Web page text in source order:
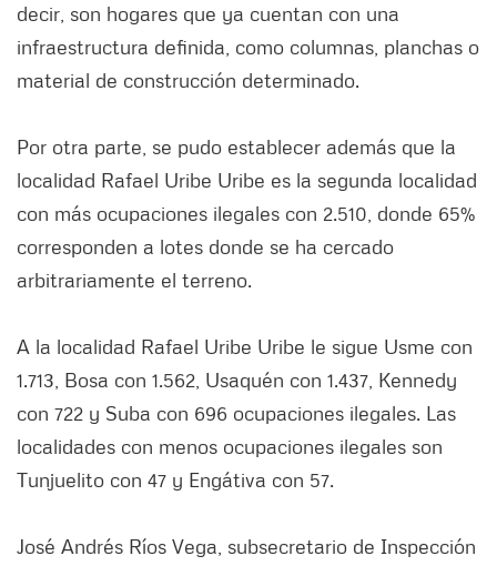
decir, son hogares que ya cuentan con una
infraestructura definida, como columnas, planchas o
material de construcción determinado.
Por otra parte, se pudo establecer además que la
localidad Rafael Uribe Uribe es la segunda localidad
con más ocupaciones ilegales con 2.510, donde 65%
corresponden a lotes donde se ha cercado
arbitrariamente el terreno.
A la localidad Rafael Uribe Uribe le sigue Usme con
1.713, Bosa con 1.562, Usaquén con 1.437, Kennedy
con 722 y Suba con 696 ocupaciones ilegales. Las
localidades con menos ocupaciones ilegales son
Tunjuelito con 47 y Engátiva con 57.
José Andrés Ríos Vega, subsecretario de Inspección